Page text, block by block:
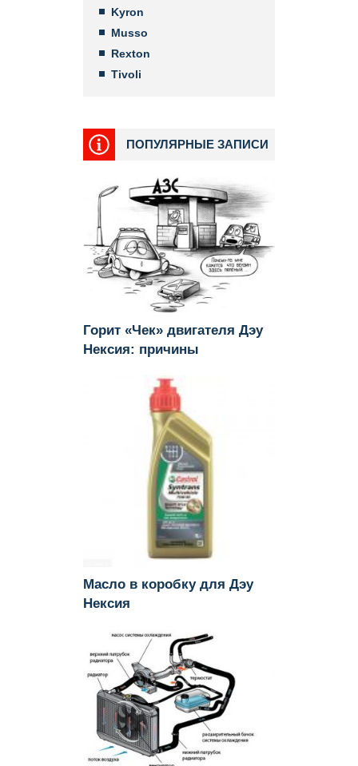
Kyron
Musso
Rexton
Tivoli
ПОПУЛЯРНЫЕ ЗАПИСИ
Горит «Чек» двигателя Дэу
Нексия: причины
Масло в коробку для Дэу
Нексия